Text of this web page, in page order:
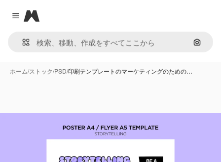
Close menu
Magnific
画像で
ホーム/ストック/PSD/印刷テンプレートのマーケティングのための…